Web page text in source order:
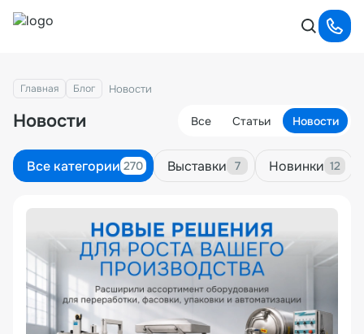
Главная Блог Новости
Новости Все Статьи Новости
Все категории 270 Выставки 7 Новинки 12